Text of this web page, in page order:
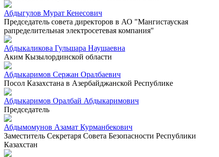
Абдыгулов Мурат Кенесович
Председатель совета директоров в АО "Мангистауская
рапределительная электросетевая компания"
Абдыкаликова Гульшара Наушаевна
Аким Кызылординской области
Абдыкаримов Сержан Оралбаевич
Посол Казахстана в Азербайджанской Республике
Абдыкаримов Оралбай Абдыкаримович
Председатель
Абдымомунов Азамат Курманбекович
Заместитель Секретаря Совета Безопасности Республики
Казахстан